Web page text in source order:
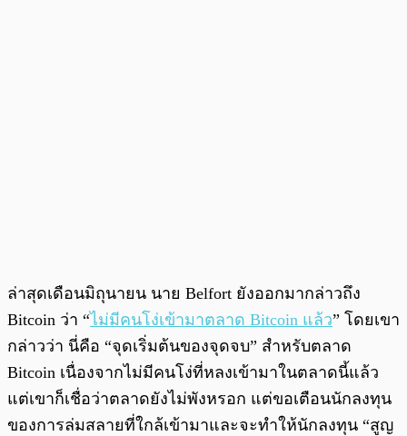
ล่าสุดเดือนมิถุนายน นาย Belfort ยังออกมากล่าวถึง
Bitcoin ว่า “ไม่มีคนโง่เข้ามาตลาด Bitcoin แล้ว” โดยเขา
กล่าวว่า นี่คือ “จุดเริ่มต้นของจุดจบ” สำหรับตลาด
Bitcoin เนื่องจากไม่มีคนโง่ที่หลงเข้ามาในตลาดนี้แล้ว
แต่เขาก็เชื่อว่าตลาดยังไม่พังหรอก แต่ขอเตือนนักลงทุน
ของการล่มสลายที่ใกล้เข้ามาและจะทำให้นักลงทุน “สูญ